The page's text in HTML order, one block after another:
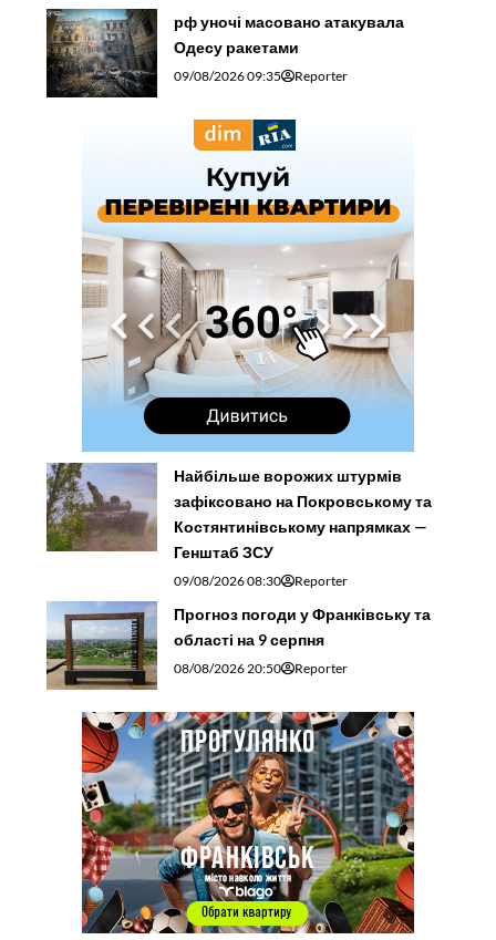
рф уночі масовано атакувала
Одесу ракетами
09/08/2026 09:35 Reporter
Найбільше ворожих штурмів
зафіксовано на Покровському та
Костянтинівському напрямках —
Генштаб ЗСУ
09/08/2026 08:30 Reporter
Прогноз погоди у Франківську та
області на 9 серпня
08/08/2026 20:50 Reporter